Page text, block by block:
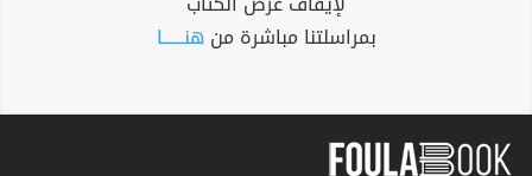
بمراسلتنا مباشرة من هنــــــا